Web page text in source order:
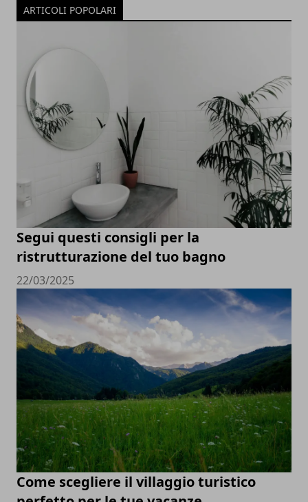
ARTICOLI POPOLARI
Segui questi consigli per la
ristrutturazione del tuo bagno
22/03/2025
Come scegliere il villaggio turistico